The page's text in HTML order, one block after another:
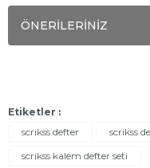
ÖNERİLERİNİZ
Etiketler :
scrikss defter
scrikss
scrikss kalem defter seti